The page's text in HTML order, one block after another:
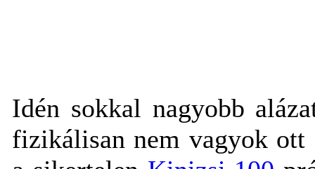
Idén sokkal nagyobb
fizikálisan nem vagyok ott